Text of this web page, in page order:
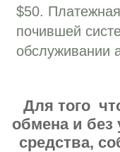
$50.
почившей
обслуживании
Для того
обмена и
средства,